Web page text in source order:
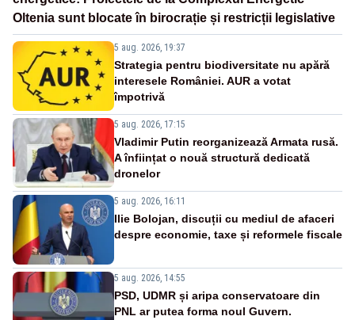
Oltenia sunt blocate în birocrație și restricții legislative
5 aug. 2026, 19:37
Strategia pentru biodiversitate nu apără
interesele României. AUR a votat
împotrivă
5 aug. 2026, 17:15
Vladimir Putin reorganizează Armata rusă.
A înființat o nouă structură dedicată
dronelor
5 aug. 2026, 16:11
Ilie Bolojan, discuții cu mediul de afaceri
despre economie, taxe și reformele fiscale
5 aug. 2026, 14:55
PSD, UDMR și aripa conservatoare din
PNL ar putea forma noul Guvern.